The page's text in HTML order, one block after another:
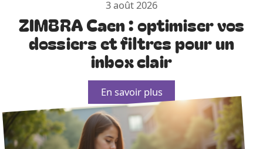
3 août 2026
ZIMBRA Caen : optimiser vos
dossiers et filtres pour un
inbox clair
En savoir plus